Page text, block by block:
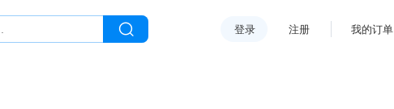
登录 注册 我的订单